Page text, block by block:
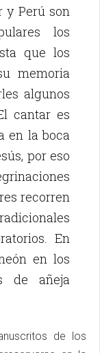
y Perú son
los
que los
memoria
algunos
cantar es
en la boca
por eso
recorren
En
en los
de añeja
de los